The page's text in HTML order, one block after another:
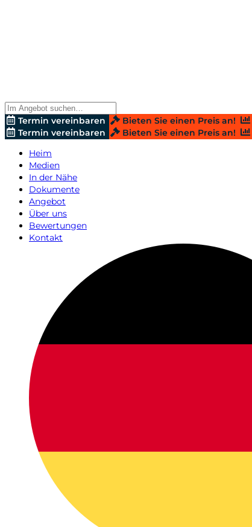
Termin vereinbaren Bieten Sie einen Preis an!
Termin vereinbaren
Bieten Sie einen Preis an!
Heim
Medien
In der Nähe
Dokumente
Angebot
Über uns
Bewertungen
Kontakt